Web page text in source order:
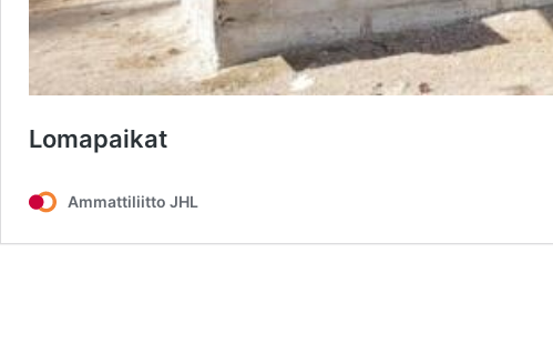
Lomapaikat
Ammattiliitto JHL